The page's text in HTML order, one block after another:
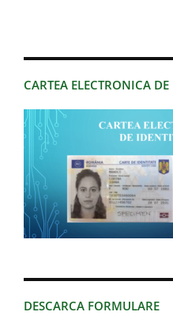
CARTEA ELECTRONICA
DESCARCA FORMULARE